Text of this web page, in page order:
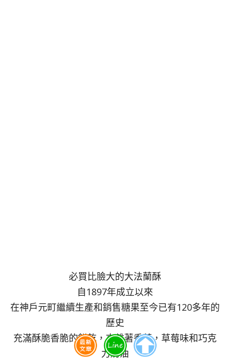
必買比臉大的大法蘭酥
自1897年成立以來
在神戶元町繼續生產和銷售糖果至今已有120多年的
歷史
充滿酥脆香脆的餅乾，夾雜著香草，草莓味和巧克
力奶油